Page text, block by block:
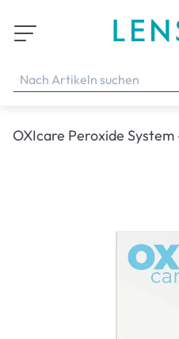
OXIcare Peroxide